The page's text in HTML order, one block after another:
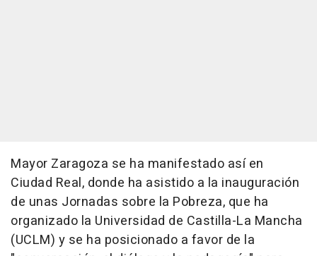
Mayor Zaragoza se ha manifestado así en
Ciudad Real, donde ha asistido a la inauguración
de unas Jornadas sobre la Pobreza, que ha
organizado la Universidad de Castilla-La Mancha
(UCLM) y se ha posicionado a favor de la